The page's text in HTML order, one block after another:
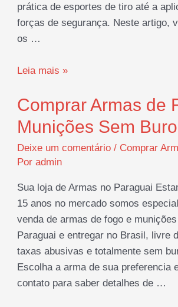
prática de esportes de tiro até a
forças de segurança. Neste artigo,
os …
Armas
cano
conheça
os
tipos
e
suas
principais
utilidades
Leia mais »
Comprar Armas de
Munições Sem
Deixe um comentário / Comprar
Poradmin
Sua loja de Armas no Paraguai
15 anos no mercado somos
venda de armas de fogo e
Paraguai e entregar no Brasil, livre
taxas abusivas e totalmente sem
Escolha a arma de sua preferencia
contato para saber detalhes de …